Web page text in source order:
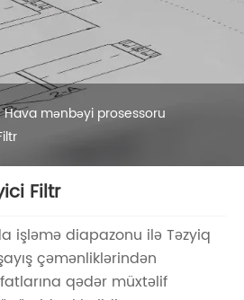
Hava mənbəyi prosessoru
Filtr
işləmə diapazonu ilə Təzyiq
çəmənliklərindən
qədər müxtəlif